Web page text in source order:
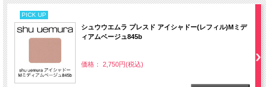
PICK UP
シュウウエムラ プレスド アイシャドー(レフィル)Mミデ
ィアムベージュ845b
価格： 2,750円(税込)